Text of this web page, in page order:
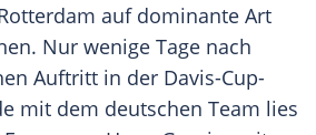
auf dominante Art
Nur wenige Tage nach
Auftritt in der Davis-Cup-
mit dem deutschen Team lies